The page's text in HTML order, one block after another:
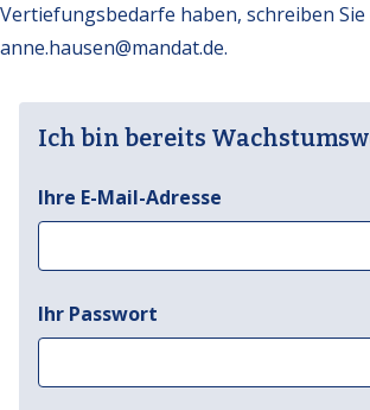
Vertiefungsbedarfe haben, schreiben Sie
anne.hausen@mandat.de.
Ich bin bereits
Ihre E-Mail-Adresse
Ihr Passwort